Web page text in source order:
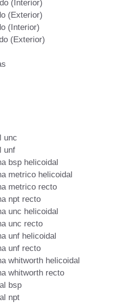
(Interior)
(Exterior)
(Interior)
(Exterior)
unc
unf
bsp helicoidal
metrico helicoidal
metrico recto
npt recto
unc helicoidal
unc recto
unf helicoidal
unf recto
whitworth helicoidal
whitworth recto
bsp
npt